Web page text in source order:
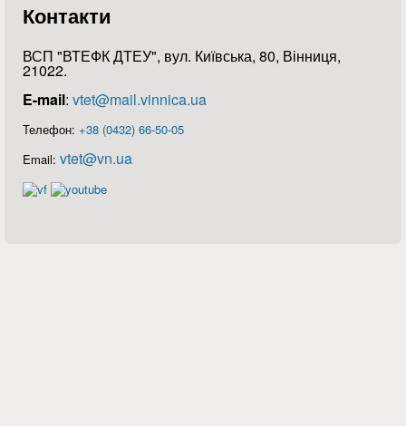
Контакти
ВСП "ВТЕФК ДТЕУ", вул. Київська, 80, Вінниця,
21022.
E-mail: vtet@mail.vinnica.ua
Телефон: +38 (0432) 66-50-05
Email: vtet@vn.ua